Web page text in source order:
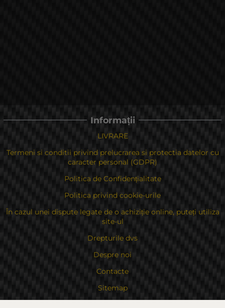
Informații
LIVRARE
Termeni si conditii privind prelucrarea si protectia datelor cu
caracter personal (GDPR)
Politica de Confidențialitate
Politica privind cookie-urile
În cazul unei dispute legate de o achiziție online, puteți utiliza
site-ul
Drepturile dvs
Despre noi
Contacte
Sitemap